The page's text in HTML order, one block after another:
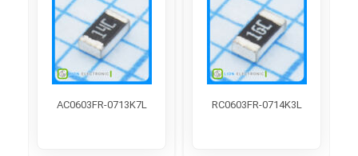
RC0603FR-0714K3L
AC0603FR-0713K7L